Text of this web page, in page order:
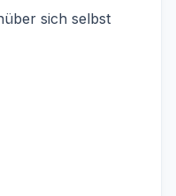
sich selbst